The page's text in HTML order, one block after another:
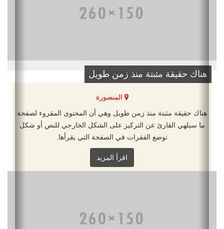
هناك حقيقة مثبتة منذ زمن طويل
المنصورة
هناك حقيقة مثبتة منذ زمن طويل وهي أن المحتوى المقروء لصفحة
ما سيلهي القارئ عن التركيز على الشكل الخارجي للنص أو شكل
توضع الفقرات في الصفحة التي يقرأها.
اقرأ المزيد